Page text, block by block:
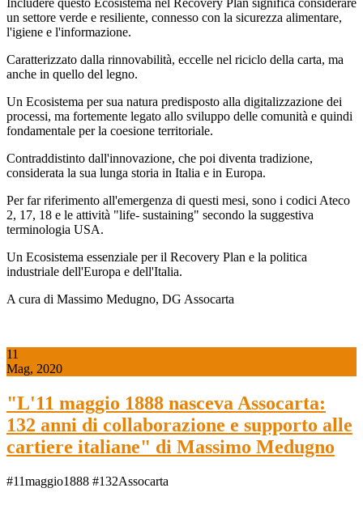
Includere questo Ecosistema nel Recovery Plan significa considerare
un settore verde e resiliente, connesso con la sicurezza alimentare,
l'igiene e l'informazione.
Caratterizzato dalla rinnovabilità, eccelle nel riciclo della carta, ma
anche in quello del legno.
Un Ecosistema per sua natura predisposto alla digitalizzazione dei
processi, ma fortemente legato allo sviluppo delle comunità e quindi
fondamentale per la coesione territoriale.
Contraddistinto dall'innovazione, che poi diventa tradizione,
considerata la sua lunga storia in Italia e in Europa.
Per far riferimento all'emergenza di questi mesi, sono i codici Ateco
2, 17, 18 e le attività "life- sustaining" secondo la suggestiva
terminologia USA.
Un Ecosistema essenziale per il Recovery Plan e la politica
industriale dell'Europa e dell'Italia.
A cura di Massimo Medugno, DG Assocarta
11
Mag, 2020
"L'11 maggio 1888 nasceva Assocarta:
132 anni di collaborazione e supporto alle
cartiere italiane" di Massimo Medugno
#11maggio1888 #132Assocarta